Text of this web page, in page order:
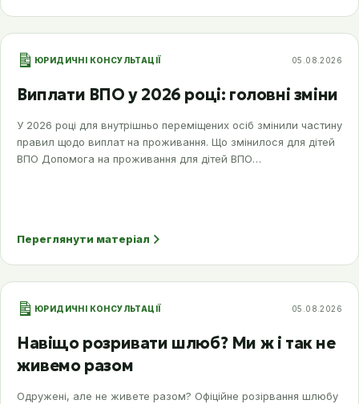
ЮРИДИЧНІ КОНСУЛЬТАЦІЇ 05.08.2026
Виплати ВПО у 2026 році: головні зміни
У 2026 році для внутрішньо переміщених осіб змінили частину
правил щодо виплат на проживання. Що змінилося для дітей
ВПО Допомога на проживання для дітей ВПО…
Переглянути матеріал
ЮРИДИЧНІ КОНСУЛЬТАЦІЇ 05.08.2026
Навіщо розривати шлюб? Ми ж і так не
живемо разом
Одружені, але не живете разом? Офіційне розірвання шлюбу